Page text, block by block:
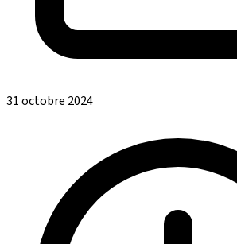
31 octobre 2024